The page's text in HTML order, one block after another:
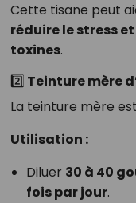
Cette tisane peut
réduire le stress
toxines.
2️⃣ Teinture mère
La teinture mère
Utilisation :
Diluer 30 à 40
fois par jour.